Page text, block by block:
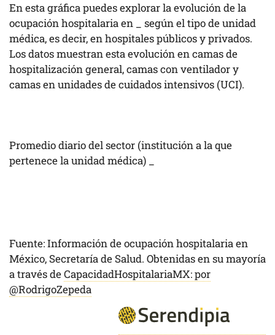
En esta gráfica puedes explorar la evolución de la
ocupación hospitalaria en
según el tipo de unidad
médica, es decir, en hospitales públicos y privados.
Los datos muestran esta evolución en camas de
hospitalización general, camas con ventilador y
camas en unidades de cuidados intensivos (UCI).
Promedio diario del sector (institución a la que
pertenece la unidad médica)
Fuente: Información de ocupación hospitalaria en
México, Secretaría de Salud. Obtenidas en su mayoría
a través deCapacidadHospitalariaMX: por
@RodrigoZepeda